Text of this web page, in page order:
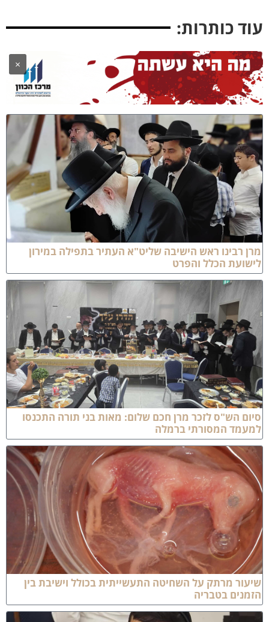
כותרות:
×
רבינו ראש הישיבה שליט"א העתיר בתפילה במירון
הכלל והפרט
הש"ס לזכר מרן חכם שלום: מאות בני תורה התכנסו
המסורתי ברמלה
מרתק על השחיטה התעשייתית בכולל וישיבת בין
בטבריה